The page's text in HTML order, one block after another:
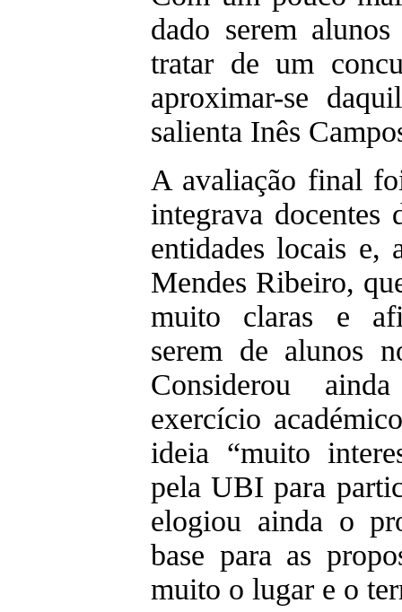
dado serem
tratar de um
aproximar-se
salienta Inês
A avaliação final
integrava docentes
entidades locais e,
Mendes Ribeiro,
muito claras e
serem de alunos
Considerou
exercício
ideia “muito
pela UBI para
elogiou ainda o
base para as
muito o lugar e o